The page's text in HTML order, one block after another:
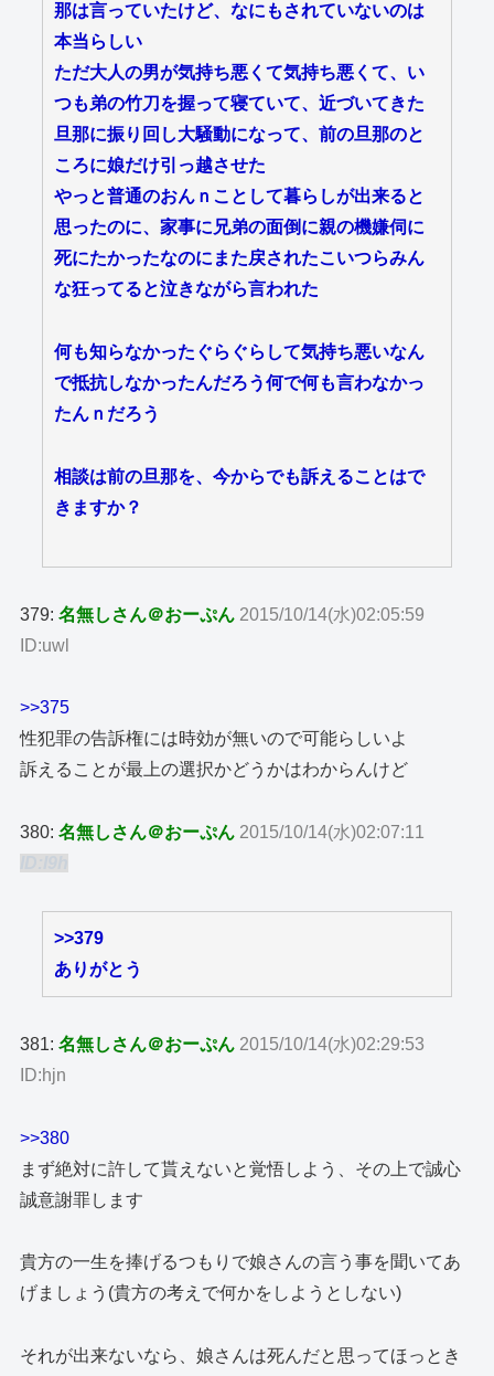
那は言っていたけど、なにもされていないのは
本当らしい
ただ大人の男が気持ち悪くて気持ち悪くて、い
つも弟の竹刀を握って寝ていて、近づいてきた
旦那に振り回し大騒動になって、前の旦那のと
ころに娘だけ引っ越させた
やっと普通のおんｎことして暮らしが出来ると
思ったのに、家事に兄弟の面倒に親の機嫌伺に
死にたかったなのにまた戻されたこいつらみん
な狂ってると泣きながら言われた
何も知らなかったぐらぐらして気持ち悪いなん
で抵抗しなかったんだろう何で何も言わなかっ
たんｎだろう
相談は前の旦那を、今からでも訴えることはで
きますか？
379:名無しさん＠おーぷん 2015/10/14(水)02:05:59
ID:uwl
>>375
性犯罪の告訴権には時効が無いので可能らしいよ
訴えることが最上の選択かどうかはわからんけど
380:名無しさん＠おーぷん 2015/10/14(水)02:07:11
>>379
ありがとう
381:名無しさん＠おーぷん 2015/10/14(水)02:29:53
ID:hjn
>>380
まず絶対に許して貰えないと覚悟しよう、その上で誠心
誠意謝罪します
貴方の一生を捧げるつもりで娘さんの言う事を聞いてあ
げましょう(貴方の考えで何かをしようとしない)
それが出来ないなら、娘さんは死んだと思ってほっとき